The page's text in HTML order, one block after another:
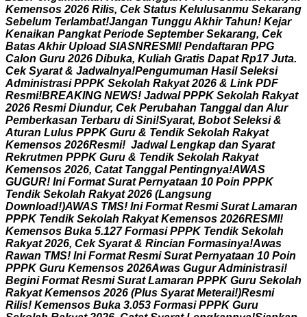
Kemensos 2026 Rilis, Cek Status Kelulusanmu Sekarang
Sebelum Terlambat!Jangan TungguAkhir Tahun! Kejar
Kenaikan Pangkat Periode September Sekarang, Cek
BatasAkhir Upload SIASNRESMI! Pendaftaran PPG
Calon Guru 2026 Dibuka, Kuliah Gratis Dapat Rp17 Juta.
Cek Syarat & Jadwalnya!Pengumuman Hasil Seleksi
Administrasi PPPK Sekolah Rakyat 2026 & Link PDF
Resmi!BREAKING NEWS! Jadwal PPPK Sekolah Rakyat
2026 Resmi Diundur, Cek Perubahan Tanggal dan Alur
Pemberkasan Terbaru di Sini!Syarat, Bobot Seleksi &
Aturan Lulus PPPK Guru & Tendik Sekolah Rakyat
Kemensos 2026Resmi! Jadwal Lengkap dan Syarat
Rekrutmen PPPK Guru & Tendik Sekolah Rakyat
Kemensos 2026, Catat Tanggal Pentingnya!AWAS
GUGUR! Ini Format Surat Pernyataan 10 Poin PPPK
Tendik Sekolah Rakyat 2026 (Langsung
Download!)AWAS TMS! Ini Format Resmi Surat Lamaran
PPPK Tendik Sekolah Rakyat Kemensos 2026RESMI!
Kemensos Buka 5.127 Formasi PPPK Tendik Sekolah
Rakyat 2026, Cek Syarat & Rincian Formasinya!Awas
Rawan TMS! Ini Format Resmi Surat Pernyataan 10 Poin
PPPK Guru Kemensos 2026Awas GugurAdministrasi!
Begini Format Resmi Surat Lamaran PPPK Guru Sekolah
Rakyat Kemensos 2026 (Plus Syarat Meterai!)Resmi
Rilis! Kemensos Buka 3.053 Formasi PPPK Guru